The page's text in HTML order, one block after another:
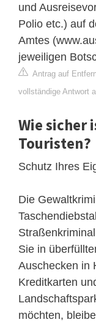
und
Polio etc.) auf
Amtes
jeweiligen
Antrag auf
vollständige Antwort
Wie sicher
Touristen?
Schutz Ihres
Die
Sie in
Auschecken in
Kreditkarten
möchten,